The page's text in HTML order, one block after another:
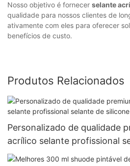
Nosso objetivo é fornecer selante
qualidade para nossos clientes de
ativamente com eles para oferecer
benefícios de custo.
Produtos Relacionados
Personalizado de qualidade
acrílico selante profissional
prova de intempéries